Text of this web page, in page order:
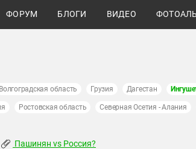
ФОРУМ БЛОГИ ВИДЕО
Волгоградская область Грузия Дагестан
Ростовская область Северная Осетия - Алания
Пашинян vs Россия?